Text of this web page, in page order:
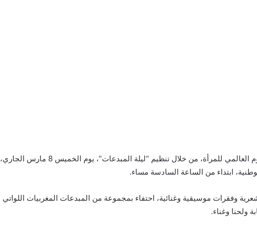
تحتفي دار الشعر في تطوان باليوم العالمي للمرأة، من خلال تنظيم “ليلة المبدعات”، يوم الخميس 8 مارس الجاري،
ابتداء من الساعة السادسة مساء.
وفقرات موسيقية وغنائية، احتفاء بمجموعة من المبدعات المغربيات اللواتي
ولحنا وغناء.